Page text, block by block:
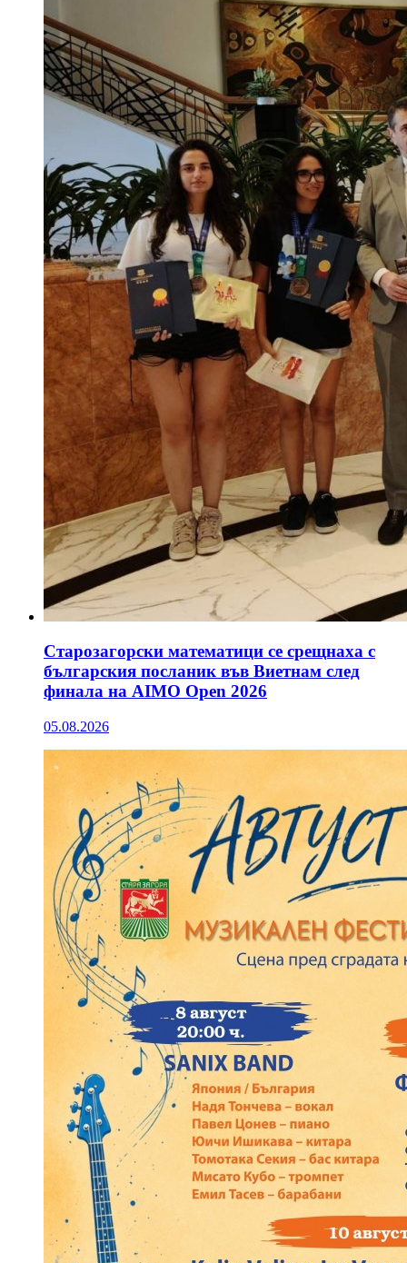
Старозагорски математици се срещнаха с
българския посланик във Виетнам след
финала на AIMO Open 2026
05.08.2026